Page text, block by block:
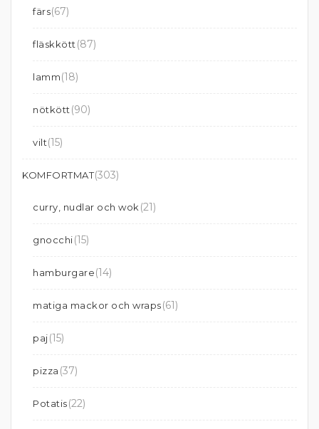
färs(67)
fläskkött (87)
lamm(18)
nötkött (90)
vilt(15)
KOMFORTMAT(303)
curry, nudlar och wok (21)
gnocchi(15)
hamburgare(14)
matiga mackor och wraps(61)
paj(15)
pizza (37)
Potatis(22)